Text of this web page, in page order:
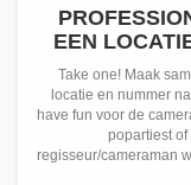
EEN
Take one! Maak
locatie en nummer
have fun voor de
popartiest
regisseur/cameraman